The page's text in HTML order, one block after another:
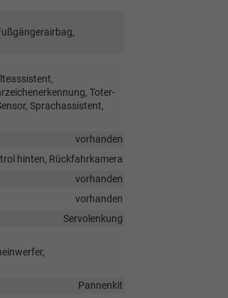
Toter-
Sprachassistent,
vorhanden
hinten, Rückfahrkamera
vorhanden
vorhanden
Servolenkung
Pannenkit